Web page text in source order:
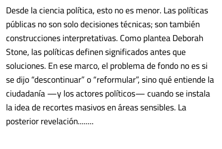
Desde la ciencia política, esto no es menor. Las políticas
públicas no son solo decisiones técnicas; son también
construcciones interpretativas. Como plantea Deborah
Stone, las políticas definen significados antes que
soluciones. En ese marco, el problema de fondo no es si
se dijo “descontinuar” o “reformular”, sino qué entiende la
ciudadanía —y los actores políticos— cuando se instala
la idea de recortes masivos en áreas sensibles. La
posterior revelación........